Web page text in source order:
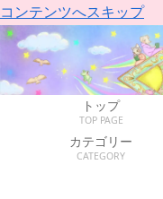
コンテンツへスキップ
トップ
TOP PAGE
カテゴリー
CATEGORY